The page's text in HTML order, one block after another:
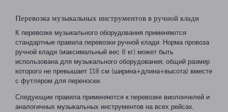
Перевозка музыкальных инструментов в ручной клади
К перевозке музыкального оборудования применяются
стандартные правила перевозки ручной клади. Норма провоза
ручной клади (максимальный вес 8 кг) может быть
использована для музыкального оборудования, общий размер
которого не превышает 118 см (ширина+длина+высота) вместе
с футляром для переноски.
Следующие правила применяются к перевозке виолончелей и
аналогичных музыкальных инструментов на всех рейсах,